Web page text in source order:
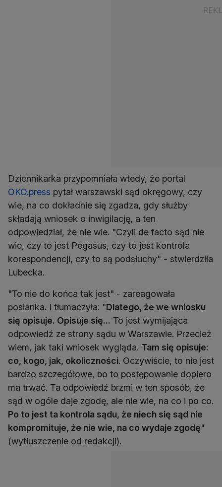
Dziennikarka przypomniała wtedy, że portal
OKO.press pytał warszawski sąd okręgowy, czy
wie, na co dokładnie się zgadza, gdy służby
składają wniosek o inwigilację, a ten
odpowiedział, że nie wie. "Czyli de facto sąd nie
wie, czy to jest Pegasus, czy to jest kontrola
korespondencji, czy to są podsłuchy" - stwierdziła
Lubecka.
"To nie do końca tak jest" - zareagowała
posłanka. I tłumaczyła: "Dlatego, że we wniosku
się opisuje. Opisuje się... To jest wymijająca
odpowiedź ze strony sądu w Warszawie. Przecież
wiem, jak taki wniosek wygląda. Tam się opisuje:
co, kogo, jak, okoliczności. Oczywiście, to nie jest
bardzo szczegółowe, bo to postępowanie dopiero
ma trwać. Ta odpowiedź brzmi w ten sposób, że
sąd w ogóle daje zgodę, ale nie wie, na co i po co.
Po to jest ta kontrola sądu, że niech się sąd nie
kompromituje, że nie wie, na co wydaje zgodę"
(wytłuszczenie od redakcji).